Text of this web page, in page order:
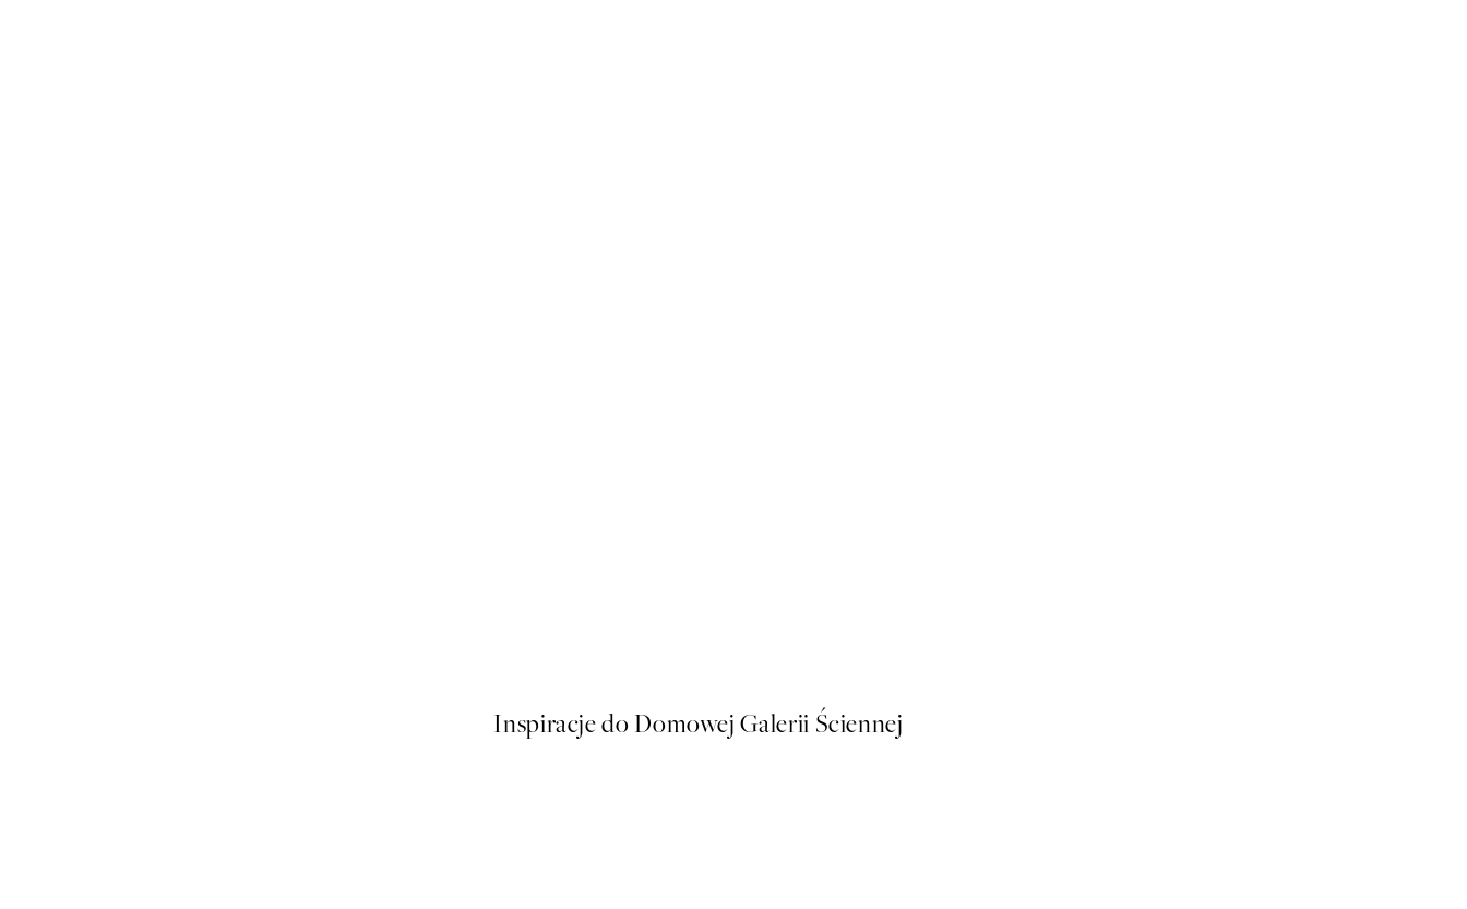
Inspiracje do Domowej Galerii Ściennej